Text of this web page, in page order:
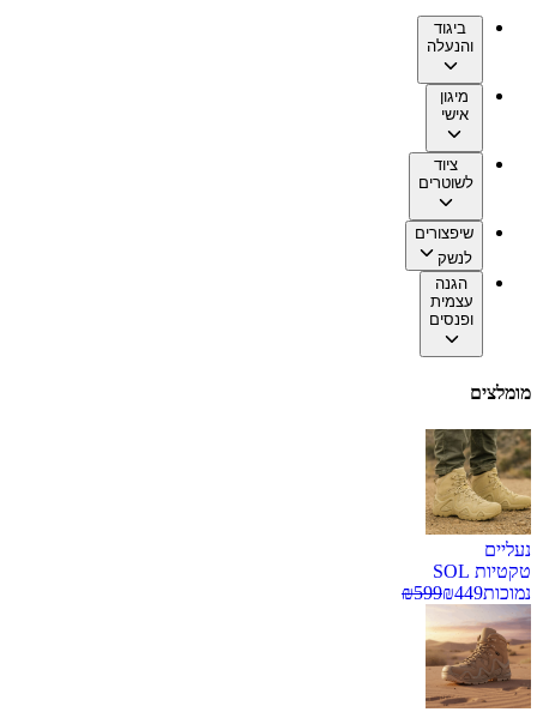
ביגוד
והנעלה
מיגון
אישי
ציוד
לשוטרים
שיפצורים
לנשק
הגנה
עצמית
ופנסים
מומלצים
נעליים
טקטיות SOL
נמוכות
₪449
₪599